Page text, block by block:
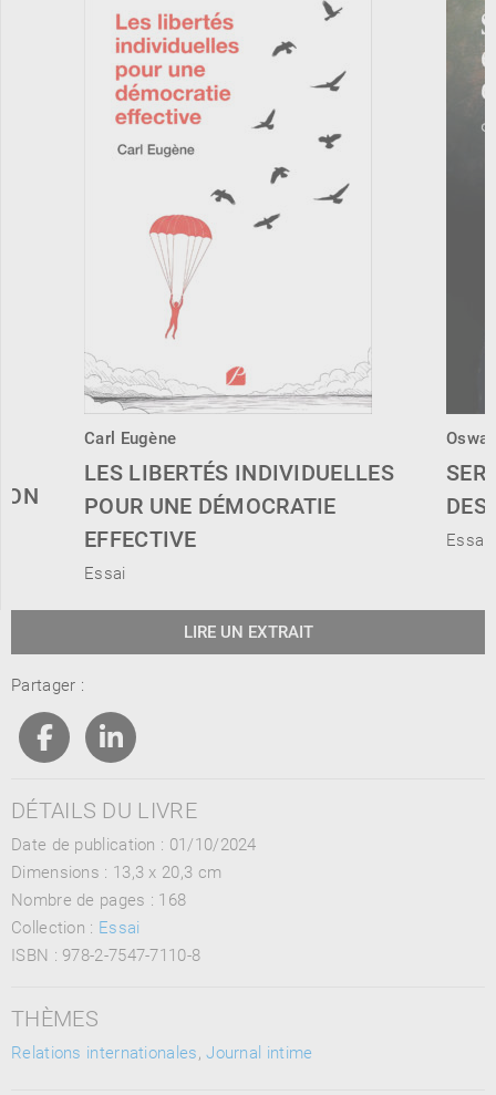
Carl Eugène
LES LIBERTÉS INDIVIDUELLES
POUR UNE DÉMOCRATIE
EFFECTIVE
Essai
DES
Essai
LIRE UN EXTRAIT
Partager :
DÉTAILS DU LIVRE
Date de publication : 01/10/2024
Dimensions : 13,3 x 20,3 cm
Nombre de pages : 168
Collection : Essai
ISBN : 978-2-7547-7110-8
THÈMES
Relations internationales,Journal intime